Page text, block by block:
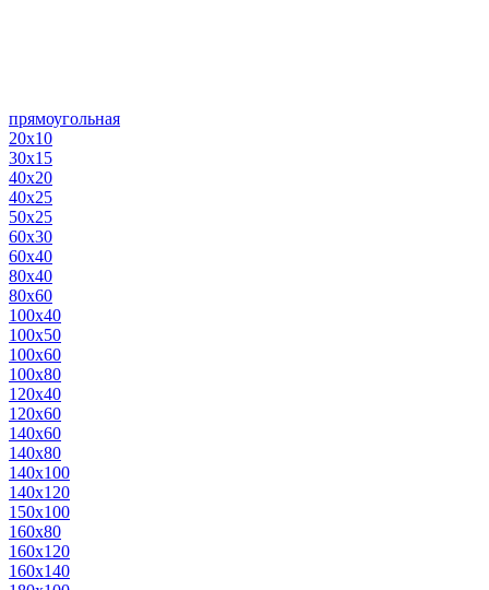
прямоугольная
20х10
30х15
40х20
40х25
50х25
60х30
60х40
80х40
80х60
100х40
100х50
100х60
100х80
120х40
120х60
140х60
140х80
140х100
140х120
150х100
160х80
160х120
160х140